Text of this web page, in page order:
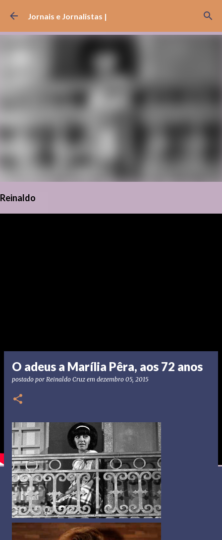
Pular para o conteúdo principal
Jornais e Jornalistas |
Reinaldo
O adeus a Marília Pêra, aos 72 anos
postado por Reinaldo Cruz em dezembro 05, 2015